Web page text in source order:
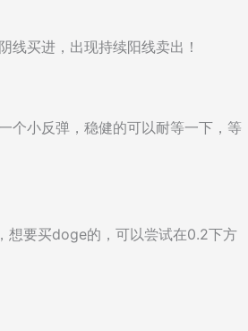
线买进，出现持续阳线卖出！
个小反弹，稳健的可以耐等一下，等
想要买doge的，可以尝试在0.2下方